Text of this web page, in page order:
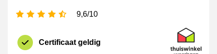
4,5 sterren
9,6/10
Certificaat geldig
certificaat
Thuiswinkel